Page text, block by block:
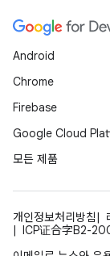
Android
Chrome
Firebase
Google Cloud
모든 제품
개인정보처리방침
ICP证合字B2-